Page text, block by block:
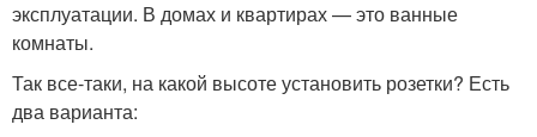
эксплуатации. В домах и квартирах — это ванные
комнаты.
Так все-таки, на какой высоте установить розетки? Есть
два варианта: